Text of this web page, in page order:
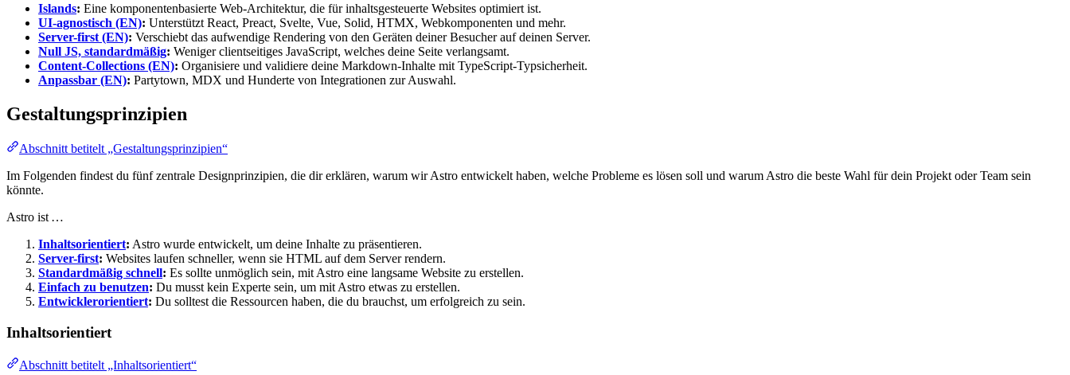
Islands: Eine komponentenbasierte Web-Architektur, die für inhaltsgesteuerte Websites optimiert ist.
UI-agnostisch (EN): Unterstützt React, Preact, Svelte, Vue, Solid, HTMX, Webkomponenten und mehr.
Server-first (EN): Verschiebt das aufwendige Rendering von den Geräten deiner Besucher auf deinen Server.
Null JS, standardmäßig: Weniger clientseitiges JavaScript, welches deine Seite verlangsamt.
Content-Collections (EN): Organisiere und validiere deine Markdown-Inhalte mit TypeScript-Typsicherheit.
Anpassbar (EN): Partytown, MDX und Hunderte von Integrationen zur Auswahl.
Gestaltungsprinzipien
Abschnitt betitelt „Gestaltungsprinzipien“
Im Folgenden findest du fünf zentrale Designprinzipien, die dir erklären, warum wir Astro entwickelt haben, welche Probleme es lösen soll und warum Astro die beste Wahl für dein Projekt oder Team sein
könnte.
Astro ist …
Inhaltsorientiert: Astro wurde entwickelt, um deine Inhalte zu präsentieren.
Server-first: Websites laufen schneller, wenn sie HTML auf dem Server rendern.
Standardmäßig schnell: Es sollte unmöglich sein, mit Astro eine langsame Website zu erstellen.
Einfach zu benutzen: Du musst kein Experte sein, um mit Astro etwas zu erstellen.
Entwicklerorientiert: Du solltest die Ressourcen haben, die du brauchst, um erfolgreich zu sein.
Inhaltsorientiert
Abschnitt betitelt „Inhaltsorientiert“